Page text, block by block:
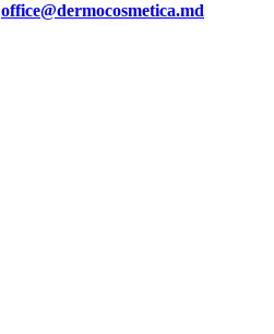
office@dermocosmetica.md